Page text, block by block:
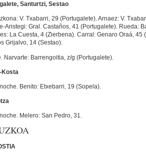
Santurtzi, Sestao
V. Txabarri, 29 (Portugalete). Arnaez: V.
Aristegi: Gral. Castaños, 41 (Portugalete). Rueda:
La Cuesta, 4 (Zierbena). Carral: Genaro Oraá, 45
Grijalvo, 14 (Sestao).
Narvarte: Barrengoitia, z/g (Portugalete).
Kosta
Benito: Etxebarri, 19 (Sopela).
Melero: San Pedro, 31.